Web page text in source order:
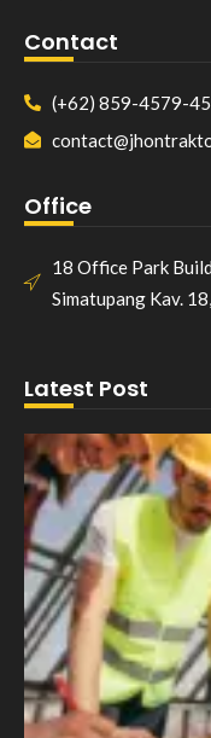
Contact
(+62) 859-4579-
Office
18 Office Park
Simatupang Kav.
Latest Post